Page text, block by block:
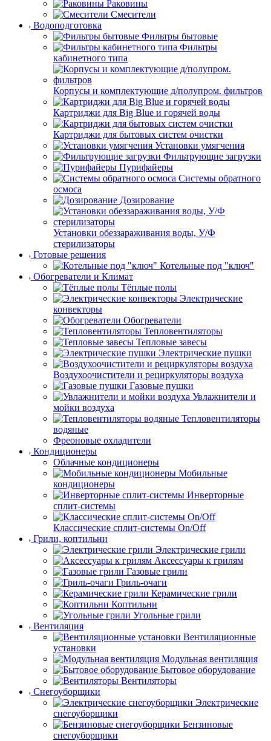
Раковины
Смесители
Водоподготовка
Фильтры бытовые
Фильтры
кабинетного типа
Корпусы и комплектующие д/полупром. фильтров
Картриджи для Big Blue и горячей воды
Картриджи для бытовых систем очистки
Установки умягчения
Фильтрующие загрузки
Пурифайеры
Системы обратного
осмоса
Дозирование
Установки обеззараживания воды, У/Ф
стерилизаторы
Готовые решения
Котельные под "ключ"
Обогреватели и Климат
Тёплые полы
Электрические
конвекторы
Обогреватели
Тепловентиляторы
Тепловые завесы
Электрические пушки
Воздухоочистители и рециркуляторы воздуха
Газовые пушки
Увлажнители и
мойки воздуха
Тепловентиляторы
водяные
Фреоновые охладители
Кондиционеры
Облачные кондиционеры
Мобильные
кондиционеры
Инверторные
сплит-системы
Классические сплит-системы On/Off
Грили, коптильни
Электрические грили
Аксессуары к грилям
Газовые грили
Гриль-очаги
Керамические грили
Коптильни
Угольные грили
Вентиляция
Вентиляционные
установки
Модульная вентиляция
Бытовое оборудование
Вентиляторы
Снегоуборщики
Электрические
снегоуборщики
Бензиновые
снегоуборщики